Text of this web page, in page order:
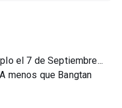
el 7 de Septiembre...
menos que Bangtan